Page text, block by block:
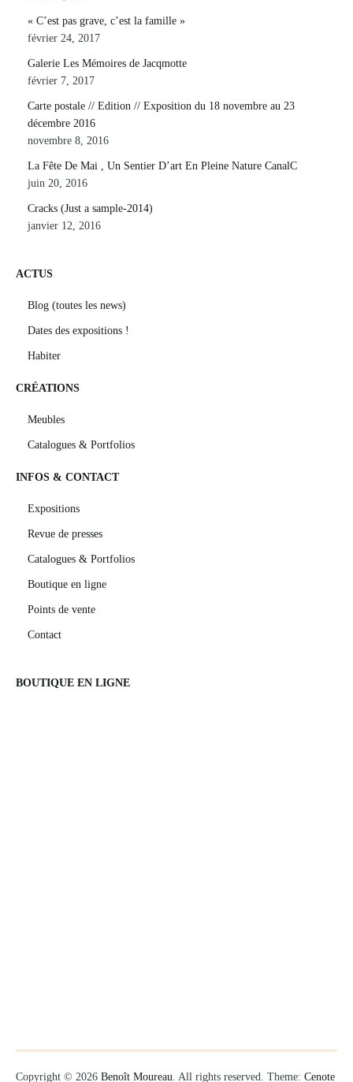
« C’est pas grave, c’est la famille »
février 24, 2017
Galerie Les Mémoires de Jacqmotte
février 7, 2017
Carte postale // Edition // Exposition du 18 novembre au 23
décembre 2016
novembre 8, 2016
La Fête De Mai , Un Sentier D’art En Pleine Nature CanalC
juin 20, 2016
Cracks (Just a sample-2014)
janvier 12, 2016
ACTUS
Blog (toutes les news)
Dates des expositions !
Habiter
CRÉATIONS
Meubles
Catalogues & Portfolios
INFOS & CONTACT
Expositions
Revue de presses
Catalogues & Portfolios
Boutique en ligne
Points de vente
Contact
BOUTIQUE EN LIGNE
Copyright © 2026 Benoît Moureau. All rights reserved. Theme: Cenote